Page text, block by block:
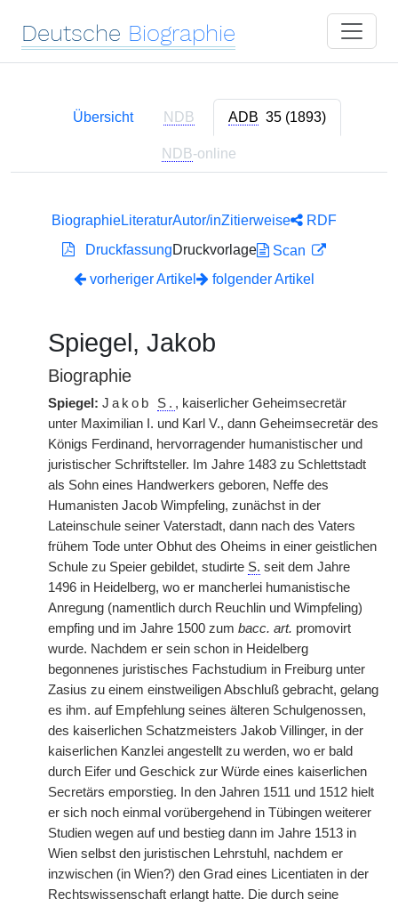
Deutsche Biographie
Übersicht NDB ADB 35 (1893)
NDB-online
BiographieLiteraturAutor/inZitierweise
RDF
DruckfassungDruckvorlage
Scan
vorheriger Artikel
folgender Artikel
Spiegel, Jakob
Biographie
Spiegel: Jakob S. , kaiserlicher Geheimsecretär
unter Maximilian I. und Karl V., dann Geheimsecretär des
Königs Ferdinand, hervorragender humanistischer und
juristischer Schriftsteller. Im Jahre 1483 zu Schlettstadt
als Sohn eines Handwerkers geboren, Neffe des
Humanisten Jacob Wimpfeling, zunächst in der
Lateinschule seiner Vaterstadt, dann nach des Vaters
frühem Tode unter Obhut des Oheims in einer geistlichen
Schule zu Speier gebildet, studirte S. seit dem Jahre
1496 in Heidelberg, wo er mancherlei humanistische
Anregung (namentlich durch Reuchlin und Wimpfeling)
empfing und im Jahre 1500 zum bacc. art. promovirt
wurde. Nachdem er sein schon in Heidelberg
begonnenes juristisches Fachstudium in Freiburg unter
Zasius zu einem einstweiligen Abschluß gebracht, gelang
es ihm. auf Empfehlung seines älteren Schulgenossen,
des kaiserlichen Schatzmeisters Jakob Villinger, in der
kaiserlichen Kanzlei angestellt zu werden, wo er bald
durch Eifer und Geschick zur Würde eines kaiserlichen
Secretärs emporstieg. In den Jahren 1511 und 1512 hielt
er sich noch einmal vorübergehend in Tübingen weiterer
Studien wegen auf und bestieg dann im Jahre 1513 in
Wien selbst den juristischen Lehrstuhl, nachdem er
inzwischen (in Wien?) den Grad eines Licentiaten in der
Rechtswissenschaft erlangt hatte. Die durch seine